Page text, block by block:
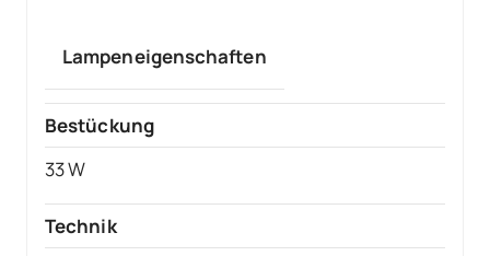
Lampeneigenschaften
Bestückung
33 W
Technik